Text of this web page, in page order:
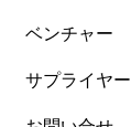
ベンチャー
サプライヤー